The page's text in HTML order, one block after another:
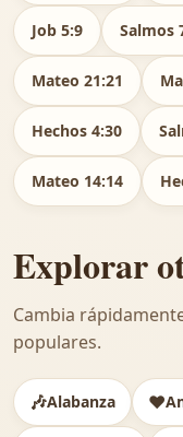
Job 5:9 Salmos
Mateo 21:21
Hechos 4:30
Mateo 14:14
Explorar
Cambia
populares.
🎶Alabanza ❤️